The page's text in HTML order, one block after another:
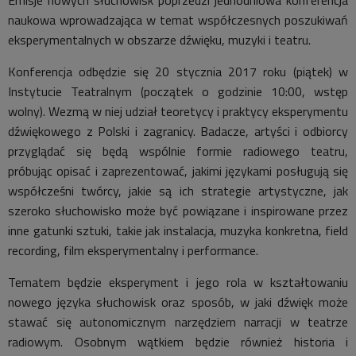
naukowa wprowadzająca w temat współczesnych poszukiwań
eksperymentalnych w obszarze dźwięku, muzyki i teatru.
Konferencja odbędzie się 20 stycznia 2017 roku (piątek) w
Instytucie Teatralnym (początek o godzinie 10:00, wstęp
wolny). Wezmą w niej udział teoretycy i praktycy eksperymentu
dźwiękowego z Polski i zagranicy. Badacze, artyści i odbiorcy
przyglądać się będą wspólnie formie radiowego teatru,
próbując opisać i zaprezentować, jakimi językami posługują się
współcześni twórcy, jakie są ich strategie artystyczne, jak
szeroko słuchowisko może być powiązane i inspirowane przez
inne gatunki sztuki, takie jak instalacja, muzyka konkretna, field
recording, film eksperymentalny i performance.
Tematem będzie eksperyment i jego rola w kształtowaniu
nowego języka słuchowisk oraz sposób, w jaki dźwięk może
stawać się autonomicznym narzędziem narracji w teatrze
radiowym. Osobnym wątkiem będzie również historia i